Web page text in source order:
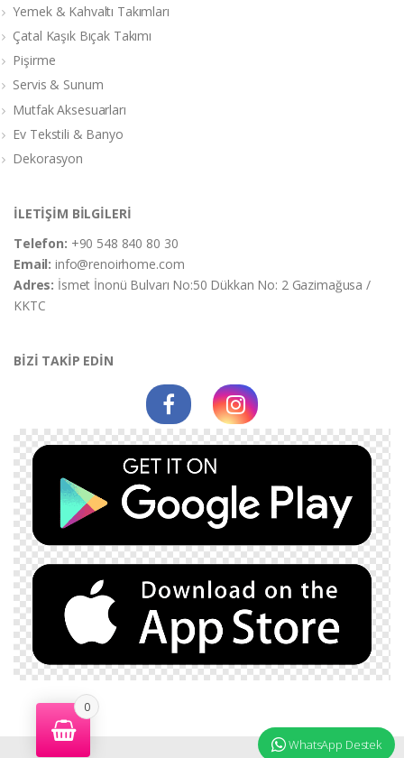
Yemek & Kahvaltı Takımları
Çatal Kaşık Bıçak Takımı
Pişirme
Servis & Sunum
Mutfak Aksesuarları
Ev Tekstili & Banyo
Dekorasyon
İLETİŞİM BİLGİLERİ
Telefon: +90 548 840 80 30
Email:info@renoirhome.com
Adres: İsmet İnonü Bulvarı No:50 Dükkan No: 2 Gazimağusa /
KKTC
BİZİ TAKİP EDİN
0
WhatsApp Destek